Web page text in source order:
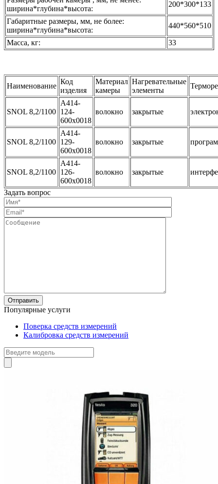
ширина*глубина*высота:
200*300*133
Габаритные размеры, мм, не более:
ширина*глубина*высота:
440*560*510
Масса, кг: 33
Наименование
Код
изделия
Материал
камеры
Нагревательные
элементы
SNOL 8,2/1100
А414-
124-
600х0018
волокно закрытые
SNOL 8,2/1100
А414-
129-
600х0018
волокно закрытые
SNOL 8,2/1100
А414-
126-
600х0018
волокно закрытые
Задать вопрос
Популярные услуги
Поверка средств измерений
Калибровка средств измерений